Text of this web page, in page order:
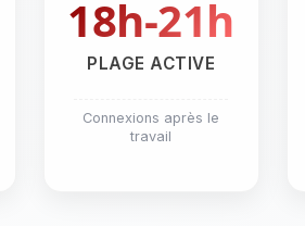
18h-21h
PLAGE ACTIVE
Connexions après le
travail